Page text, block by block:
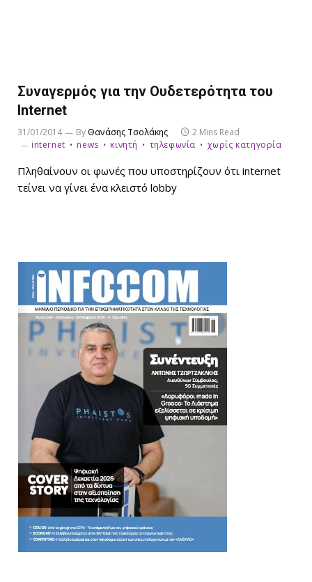
Συναγερμός για την Ουδετερότητα του
Internet
31/01/2014 ByΘανάσης Τσολάκης
2 Mins Read
internet
news κινητή τηλεφωνία χωρίς κατηγορία
Πληθαίνουν οι φωνές που υποστηρίζουν ότι internet
τείνει να γίνει ένα κλειστό lobby